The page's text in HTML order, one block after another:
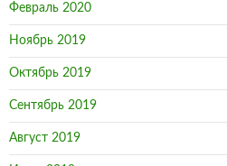
Февраль 2020
Ноябрь 2019
Октябрь 2019
Сентябрь 2019
Август 2019